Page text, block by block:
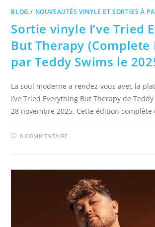
BLOG / NOUVEAUTÉS VINYLE ET SORTIES À
Sortie vinyle I’ve Tried
But Therapy (Complete
par Teddy Swims le
La soul moderne a rendez-vous avec la
I’ve Tried Everything But Therapy de
28 novembre 2025. Cette édition
0 COMMENTAIRE